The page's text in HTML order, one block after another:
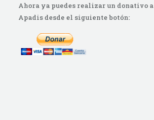
Ahora ya puedes realizar un donativo a
Apadis desde el siguiente botón: